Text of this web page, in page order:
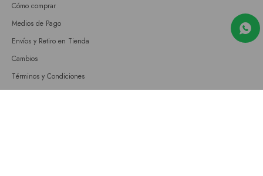
Cómo comprar
Medios de Pago
Envíos y Retiro en Tienda
Cambios
Términos y Condiciones